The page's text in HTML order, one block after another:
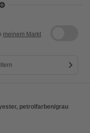
meinem Markt
petrolfarben/grau